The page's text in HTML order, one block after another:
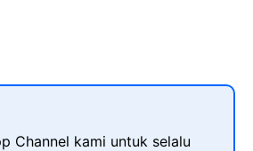
Channel kami untuk selalu